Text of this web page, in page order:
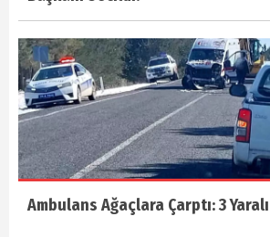
Ambulans Ağaçlara Çarptı: 3 Yaralı